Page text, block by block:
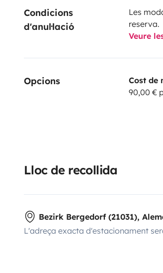
Condicions
d'anul·lació
Les
reserva.
Veure
Opcions
Cost de
90,00 €
Lloc de recollida
Bezirk Bergedorf (21031),
L'adreça exacta d'estacionament